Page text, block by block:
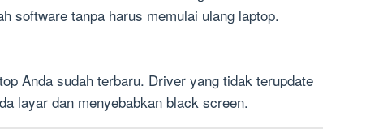
software tanpa harus memulai ulang laptop.
Anda sudah terbaru. Driver yang tidak terupdate
layar dan menyebabkan black screen.